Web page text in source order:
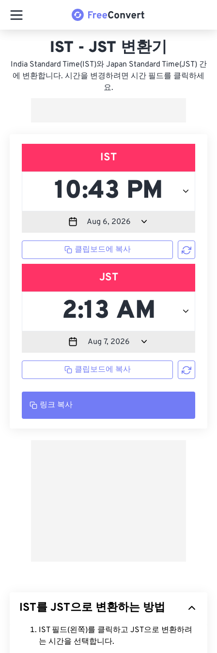
IST - JST 변환기
India Standard Time(IST)와 Japan Standard Time(JST) 간
에 변환합니다. 시간을 변경하려면 시간 필드를 클릭하세
요.
IST
클립보드에 복사
JST
클립보드에 복사
링크 복사
IST를 JST으로 변환하는 방법
IST 필드(왼쪽)를 클릭하고 JST으로 변환하려
는 시간을 선택합니다.